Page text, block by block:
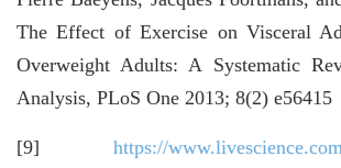
The Effect of Exercise on Visceral
Overweight Adults: A Systematic
Analysis, PLoS One 2013; 8(2) e56415
[9]https://